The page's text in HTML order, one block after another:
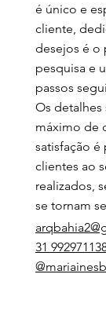
é único e
cliente,
desejos é o
pesquisa e
passos
Os
máximo de
satisfação é
clientes ao
realizados,
se tornam
31